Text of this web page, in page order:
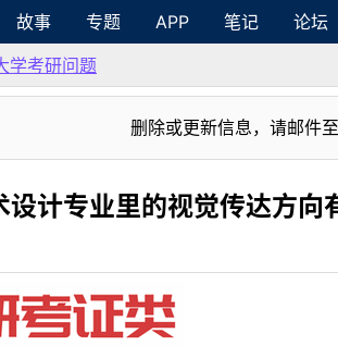
故事 专题 APP 笔记 论坛
学考研问题
删除或更新信息，请邮件
计专业里的视觉传达方向